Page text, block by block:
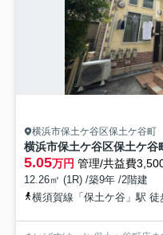
横浜市保土ケ谷区保土ケ谷町
横浜市保土ケ谷区保土ケ谷
5.05万円 管理/共益費
12.26㎡ (1R) /築9年 /2階建
横須賀線「保土ケ谷」駅 徒